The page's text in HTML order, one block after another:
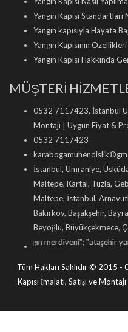
Yangın Kapısı Standartları
Yangın kapısıyla Hayata
Yangın Kapısının Özellikleri
Yangın Kapısı Hakkında
MÜŞTERİ
0532 7117423, İstanbul
Montajı | Uygun Fiyat &
0532 7117423
İstanbul, Ümraniye,
Maltepe, Kartal, Tuzla,
Maltepe, İstanbul,
Bakırköy, Başakşehir,
Beyoğlu, Büyükçekmece,
merdiveni"; "ataşehir yangın
Tüm Hakları Saklıdır © 2015
Kapısı İmalatı, Satışı ve